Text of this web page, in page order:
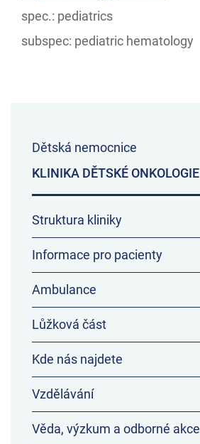
spec.: pediatrics
subspec: pediatric hematology
Dětská nemocnice
KLINIKA DĚTSKÉ ONKOLOGIE
Struktura kliniky
Informace pro pacienty
Ambulance
Lůžková část
Kde nás najdete
Vzdělávání
Věda, výzkum a odborné akce